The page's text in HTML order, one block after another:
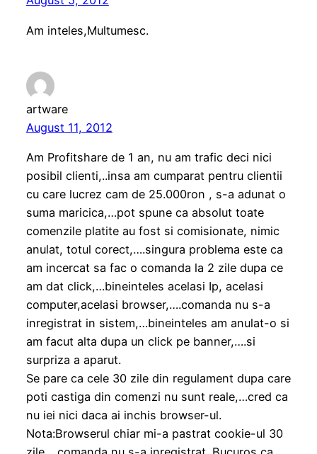
Am inteles,Multumesc.
artware
August 11, 2012
Am Profitshare de 1 an, nu am trafic deci nici
posibil clienti,..insa am cumparat pentru clientii
cu care lucrez cam de 25.000ron , s-a adunat o
suma maricica,…pot spune ca absolut toate
comenzile platite au fost si comisionate, nimic
anulat, totul corect,….singura problema este ca
am incercat sa fac o comanda la 2 zile dupa ce
am dat click,…bineinteles acelasi Ip, acelasi
computer,acelasi browser,….comanda nu s-a
inregistrat in sistem,…bineinteles am anulat-o si
am facut alta dupa un click pe banner,….si
surpriza a aparut.
Se pare ca cele 30 zile din regulament dupa care
poti castiga din comenzi nu sunt reale,…cred ca
nu iei nici daca ai inchis browser-ul.
Nota:Browserul chiar mi-a pastrat cookie-ul 30